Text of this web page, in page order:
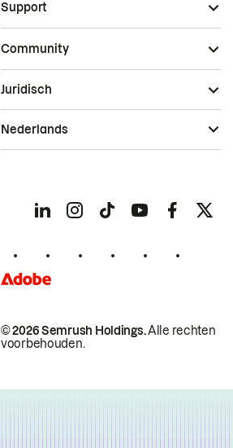
Support
Community
© 2026 Semrush Holdings.Alle rechten
voorbehouden.
Juridisch
Nederlands